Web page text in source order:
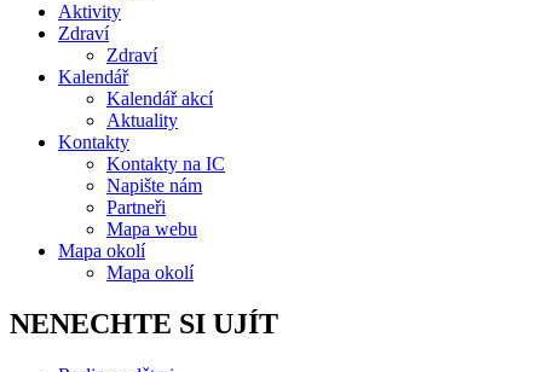
Aktivity
Zdraví
Zdraví
Kalendář
Kalendář akcí
Aktuality
Kontakty
Kontakty na IC
Napište nám
Partneři
Mapa webu
Mapa okolí
Mapa okolí
NENECHTE SI UJÍT